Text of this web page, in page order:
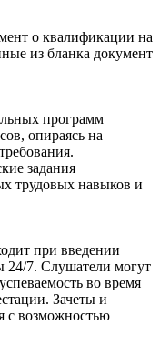
о квалификации на
из бланка документ
программ
опираясь на
задания
трудовых навыков и
при введении
24/7. Слушатели могут
во время
Зачеты и
с возможностью